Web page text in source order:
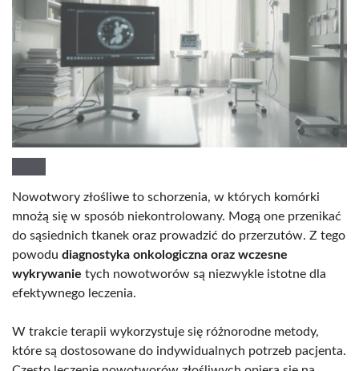
Nowotwory złośliwe to schorzenia, w których komórki
mnożą się w sposób niekontrolowany. Mogą one przenikać
do sąsiednich tkanek oraz prowadzić do przerzutów. Z tego
powodu diagnostyka onkologiczna oraz wczesne
wykrywanie tych nowotworów są niezwykle istotne dla
efektywnego leczenia.
W trakcie terapii wykorzystuje się różnorodne metody,
które są dostosowane do indywidualnych potrzeb pacjenta.